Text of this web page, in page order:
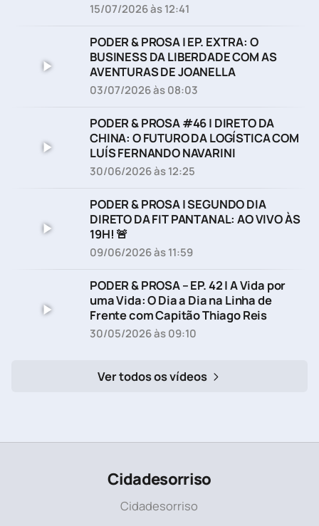
15/07/2026 às 12:41
PODER & PROSA | EP. EXTRA: O
BUSINESS DA LIBERDADE COM AS
AVENTURAS DE JOANELLA
03/07/2026 às 08:03
PODER & PROSA #46 | DIRETO DA
CHINA: O FUTURO DA LOGÍSTICA COM
LUÍS FERNANDO NAVARINI
30/06/2026 às 12:25
PODER & PROSA | SEGUNDO DIA
DIRETO DA FIT PANTANAL: AO VIVO ÀS
19H! 🚨
09/06/2026 às 11:59
PODER & PROSA – EP. 42 | A Vida por
uma Vida: O Dia a Dia na Linha de
Frente com Capitão Thiago Reis
30/05/2026 às 09:10
Ver todos os vídeos
Cidadesorriso
Cidadesorriso